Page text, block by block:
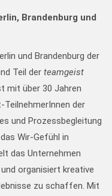
Brandenburg und
und Brandenburg der
Teil der teamgeist
mit über 30 Jahren
TeilnehmerInnen der
und Prozessbegleitung
Wir-Gefühl in
das Unternehmen
organisiert kreative
zu schaffen. Mit